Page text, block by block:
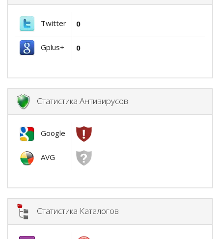
Twitter 0
Gplus+ 0
Статистика Антивирусов
Google
AVG
Статистика Каталогов